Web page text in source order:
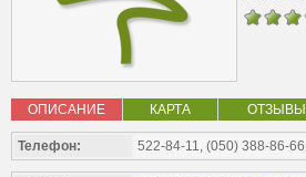
ОПИСАНИЕ КАРТА
Телефон: 522-84-11, (050) 388-86-66